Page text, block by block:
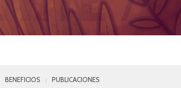
BENEFICIOS PUBLICACIONES